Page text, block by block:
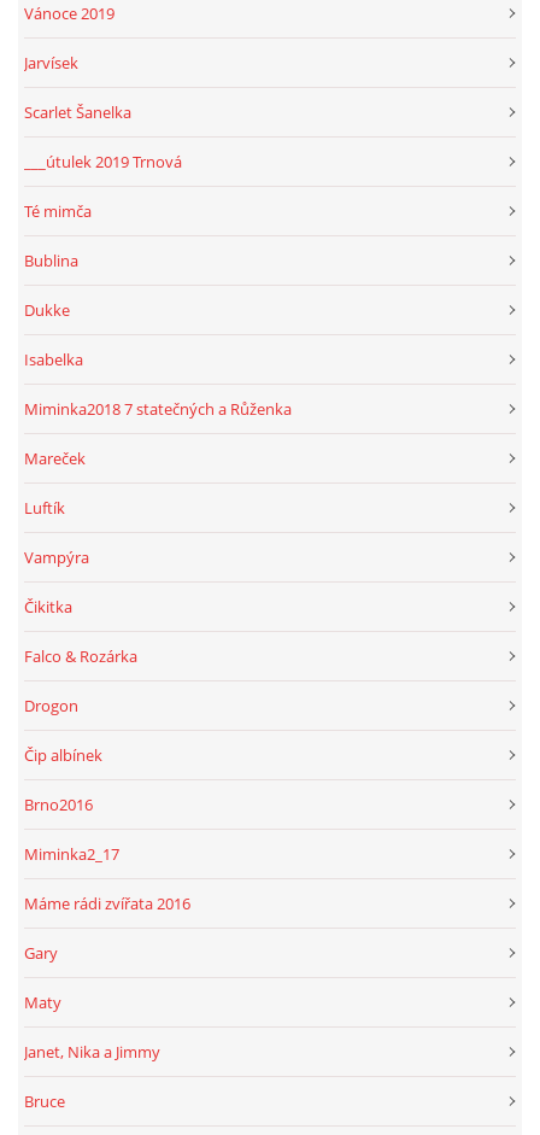
Vánoce 2019
Jarvísek
Scarlet Šanelka
___útulek 2019 Trnová
Té mimča
Bublina
Dukke
Isabelka
Miminka2018 7 statečných a Růženka
Mareček
Luftík
Vampýra
Čikitka
Falco & Rozárka
Drogon
Čip albínek
Brno2016
Miminka2_17
Máme rádi zvířata 2016
Gary
Maty
Janet, Nika a Jimmy
Bruce